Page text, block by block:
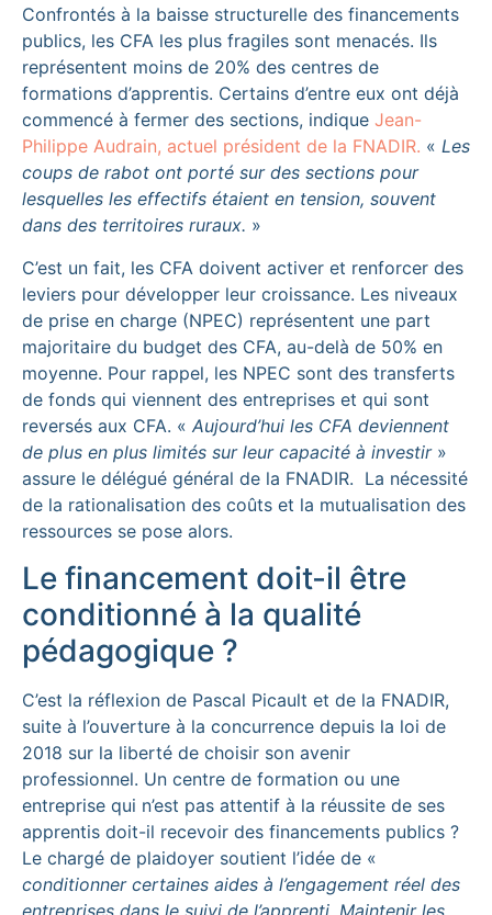
Confrontés à la baisse structurelle des financements
publics, les CFA les plus fragiles sont menacés. Ils
représentent moins de 20% des centres de
formations d’apprentis. Certains d’entre eux ont déjà
commencé à fermer des sections, indique Jean-
Philippe Audrain, actuel président de la FNADIR. « Les
coups de rabot ont porté sur des sections pour
lesquelles les effectifs étaient en tension, souvent
dans des territoires ruraux. »
C’est un fait, les CFA doivent activer et renforcer des
leviers pour développer leur croissance. Les niveaux
de prise en charge (NPEC) représentent une part
majoritaire du budget des CFA, au-delà de 50% en
moyenne. Pour rappel, les NPEC sont des transferts
de fonds qui viennent des entreprises et qui sont
reversés aux CFA. « Aujourd’hui les CFA deviennent
de plus en plus limités sur leur capacité à investir»
assure le délégué général de la FNADIR. La nécessité
de la rationalisation des coûts et la mutualisation des
ressources se pose alors.
Le financement doit-il être
conditionné à la qualité
pédagogique ?
C’est la réflexion de Pascal Picault et de la FNADIR,
suite à l’ouverture à la concurrence depuis la loi de
2018 sur la liberté de choisir son avenir
professionnel. Un centre de formation ou une
entreprise qui n’est pas attentif à la réussite de ses
apprentis doit-il recevoir des financements publics ?
Le chargé de plaidoyer soutient l’idée de «
conditionner certaines aides à l’engagement réel des
entreprises dans le suivi de l’apprenti. Maintenir les